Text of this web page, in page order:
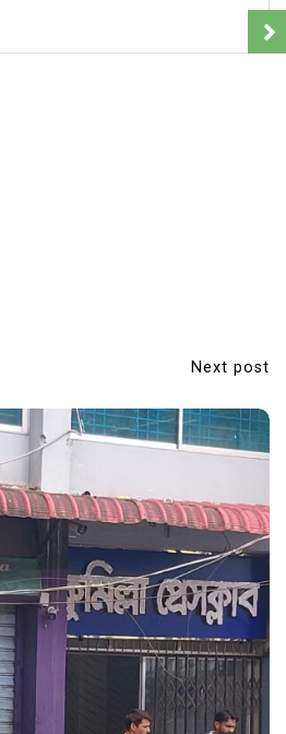
Next post